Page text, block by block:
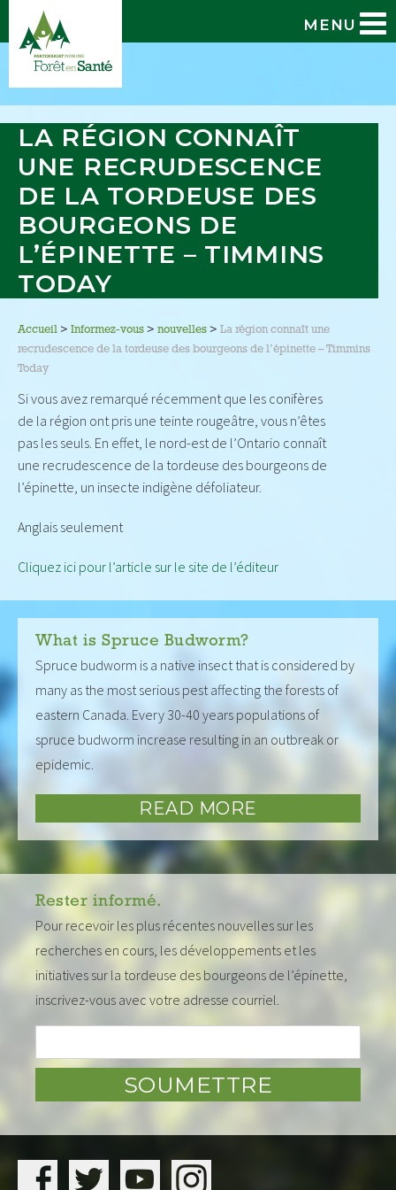
MENU
LA RÉGION CONNAÎT
UNE RECRUDESCENCE
DE LA TORDEUSE DES
BOURGEONS DE
L’ÉPINETTE – TIMMINS
TODAY
Accueil > Informez-vous > nouvelles > La région connaît une
recrudescence de la tordeuse des bourgeons de l’épinette – Timmins
Today
Si vous avez remarqué récemment que les conifères
de la région ont pris une teinte rougeâtre, vous n’êtes
pas les seuls. En effet, le nord-est de l’Ontario connaît
une recrudescence de la tordeuse des bourgeons de
l’épinette, un insecte indigène défoliateur.
Anglais seulement
Cliquez ici pour l’article sur le site de l’éditeur
What is Spruce Budworm?
Spruce budworm is a native insect that is considered by
many as the most serious pest affecting the forests of
eastern Canada. Every 30-40 years populations of
spruce budworm increase resulting in an outbreak or
epidemic.
READ MORE
Rester informé.
Pour recevoir les plus récentes nouvelles sur les
recherches en cours, les développements et les
initiatives sur la tordeuse des bourgeons de l’épinette,
inscrivez-vous avec votre adresse courriel.